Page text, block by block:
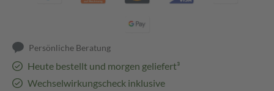
Persönliche Beratung
Heute bestellt und morgen geliefert³
Wechselwirkungscheck inklusive